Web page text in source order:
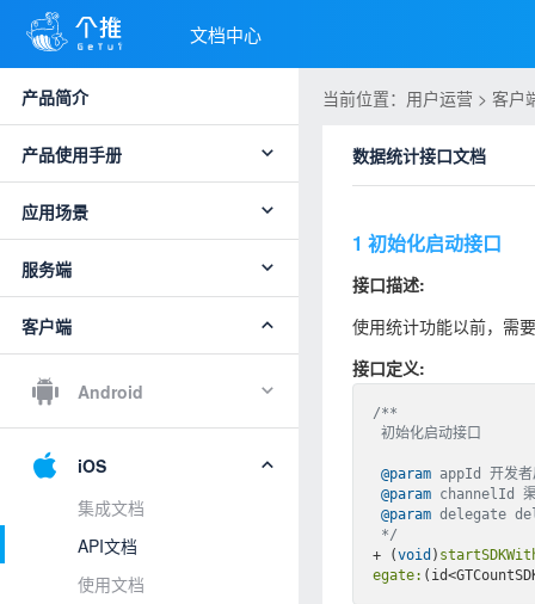
文档中心
产品简介
产品使用手册
应用场景
服务端
客户端
Android
iOS
集成文档
API文档
使用文档
当前位置：用户运营 > 客户
数据统计接口文档
1 初始化启动接口
接口描述:
使用统计功能以前，需
接口定义:
/**
@param appId 开发者
@param channelId 渠
@param delegate
*/
+ (void )
egate: